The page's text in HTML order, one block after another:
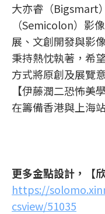
大亦睿（Bigsmart
（Semicolon）影
展、文創開發與影
秉持熱忱執著，希
方式將原創及展覽
【伊藤潤二恐怖美
在籌備香港與上海
更多金點設計，【
https://
csview/51035